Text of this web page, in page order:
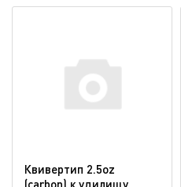
Квивертип 2.5oz
(carbon) к удилищу